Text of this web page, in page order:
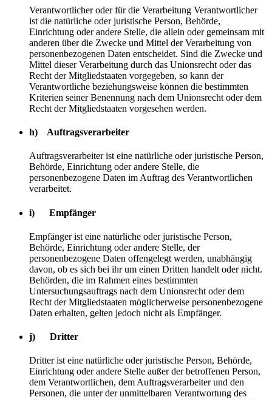
Verantwortlicher oder für die Verarbeitung Verantwortlicher
ist die natürliche oder juristische Person, Behörde,
Einrichtung oder andere Stelle, die allein oder gemeinsam mit
anderen über die Zwecke und Mittel der Verarbeitung von
personenbezogenen Daten entscheidet. Sind die Zwecke und
Mittel dieser Verarbeitung durch das Unionsrecht oder das
Recht der Mitgliedstaaten vorgegeben, so kann der
Verantwortliche beziehungsweise können die bestimmten
Kriterien seiner Benennung nach dem Unionsrecht oder dem
Recht der Mitgliedstaaten vorgesehen werden.
h) Auftragsverarbeiter
Auftragsverarbeiter ist eine natürliche oder juristische Person,
Behörde, Einrichtung oder andere Stelle, die
personenbezogene Daten im Auftrag des Verantwortlichen
verarbeitet.
i) Empfänger
Empfänger ist eine natürliche oder juristische Person,
Behörde, Einrichtung oder andere Stelle, der
personenbezogene Daten offengelegt werden, unabhängig
davon, ob es sich bei ihr um einen Dritten handelt oder nicht.
Behörden, die im Rahmen eines bestimmten
Untersuchungsauftrags nach dem Unionsrecht oder dem
Recht der Mitgliedstaaten möglicherweise personenbezogene
Daten erhalten, gelten jedoch nicht als Empfänger.
j) Dritter
Dritter ist eine natürliche oder juristische Person, Behörde,
Einrichtung oder andere Stelle außer der betroffenen Person,
dem Verantwortlichen, dem Auftragsverarbeiter und den
Personen, die unter der unmittelbaren Verantwortung des